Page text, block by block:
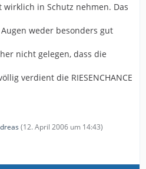
in Schutz nehmen. Das
weder besonders gut
nicht gelegen, dass die
verdient die RIESENCHANCE
(12. April 2006 um 14:43)